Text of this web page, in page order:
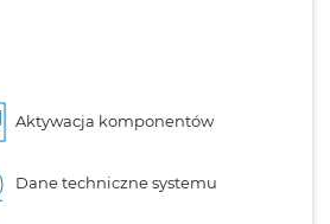
Aktywacja komponentów
Dane techniczne systemu